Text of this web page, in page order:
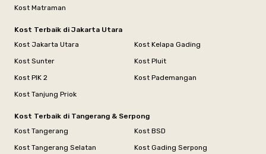
Kost Matraman
Kost Terbaik di Jakarta Utara
Kost Jakarta Utara
Kost Kelapa Gading
Kost Sunter
Kost Pluit
Kost PIK 2
Kost Pademangan
Kost Tanjung Priok
Kost Terbaik di Tangerang & Serpong
Kost Tangerang
Kost BSD
Kost Tangerang Selatan
Kost Gading Serpong